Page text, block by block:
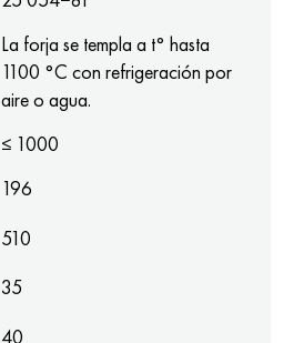
La forja se templa a t° hasta
1100 °C con refrigeración por
aire o agua.
≤ 1000
196
510
35
40